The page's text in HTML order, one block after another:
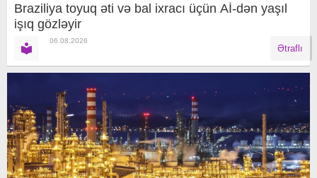
Braziliya toyuq əti və bal ixracı üçün Aİ-dən yaşıl
işıq gözləyir
06.08.2026
Ətraflı